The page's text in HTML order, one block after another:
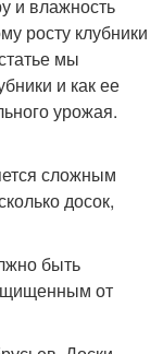
и влажность
росту клубники
мы
и как ее
урожая.
сложным
досок,
быть
от